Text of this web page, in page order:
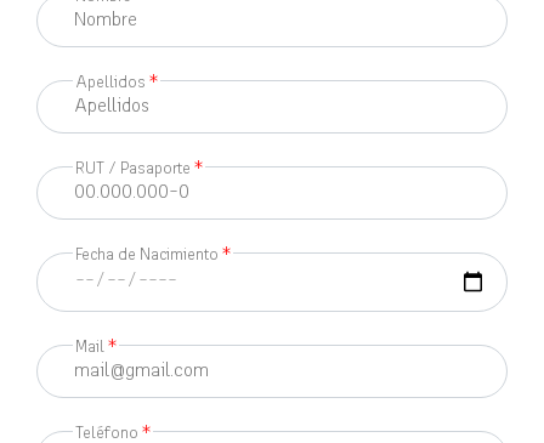
Apellidos *
RUT / Pasaporte *
Fecha de Nacimiento *
Mail *
Teléfono *